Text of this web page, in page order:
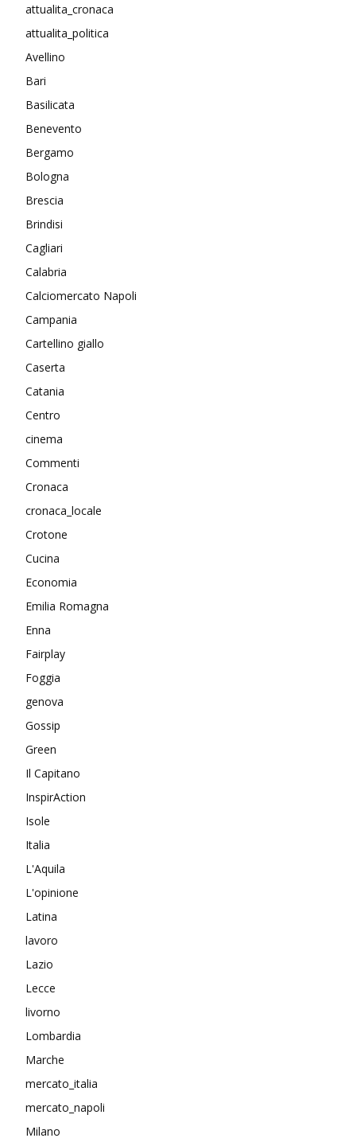
attualita_cronaca
attualita_politica
Avellino
Bari
Basilicata
Benevento
Bergamo
Bologna
Brescia
Brindisi
Cagliari
Calabria
Calciomercato Napoli
Campania
Cartellino giallo
Caserta
Catania
Centro
cinema
Commenti
Cronaca
cronaca_locale
Crotone
Cucina
Economia
Emilia Romagna
Enna
Fairplay
Foggia
genova
Gossip
Green
Il Capitano
InspirAction
Isole
Italia
L'Aquila
L'opinione
Latina
lavoro
Lazio
Lecce
livorno
Lombardia
Marche
mercato_italia
mercato_napoli
Milano